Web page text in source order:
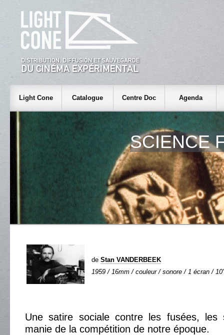
Light Cone Catalogue Centre Doc Agenda
SCIENCE
de Stan VANDERBEEK
1959 / 16mm / couleur / sonore / 1 écran /
Une satire sociale contre les fusées, les
manie de la compétition de notre époque.